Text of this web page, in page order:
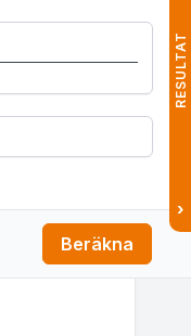
Widget
Beräkna
RESULTAT
›